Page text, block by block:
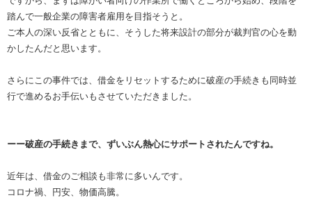
踏んで一般企業の障害者雇用を目指そうと。
ご本人の深い反省とともに、そうした将来設計の部分が裁判官の心を動
かしたんだと思います。
さらにこの事件では、借金をリセットするために破産の手続きも同時並
行で進めるお手伝いもさせていただきました。
ーー破産の手続きまで、ずいぶん熱心にサポートされたんですね。
近年は、借金のご相談も非常に多いんです。
コロナ禍、円安、物価高騰。